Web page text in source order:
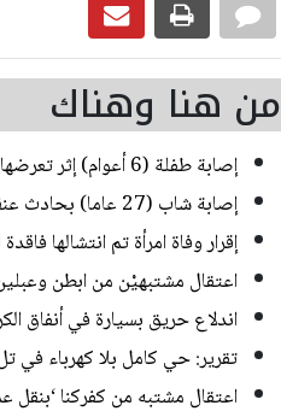
من هنا وهناك
إصابة طفلة (6 أعوام) إثر تعرضها لحادث دهس في رهط
إصابة شاب (27 عاما) بحادث عنف في إكسال
إقرار وفاة امرأة تم انتشالها
اعتقال مشتبهيْن من ابطن
اندلاع حريق بسيارة في أنفاق
تقرير: حي كامل بلا كهرباء في
اعتقال مشتبه من كفركنا